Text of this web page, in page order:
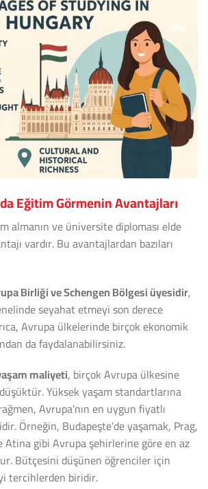
Eğitim Görmenin Avantajları
almanın ve üniversite diploması elde
vardır. Bu avantajlardan bazıları
Birliği ve Schengen Bölgesi üyesidir,
seyahat etmeyi son derece
Avrupa ülkelerinde birçok ekonomik
da faydalanabilirsiniz.
maliyeti, birçok Avrupa ülkesine
Yüksek yaşam standartlarına
Avrupa’nın en uygun fiyatlı
Örneğin, Budapeşte’de yaşamak, Prag,
gibi Avrupa şehirlerine göre en az
Bütçesini düşünen öğrenciler için
tercihlerden biridir.